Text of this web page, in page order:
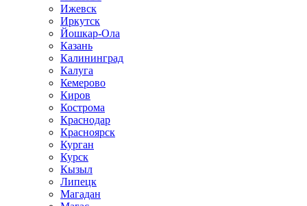
Ижевск
Иркутск
Йошкар-Ола
Казань
Калининград
Калуга
Кемерово
Киров
Кострома
Краснодар
Красноярск
Курган
Курск
Кызыл
Липецк
Магадан